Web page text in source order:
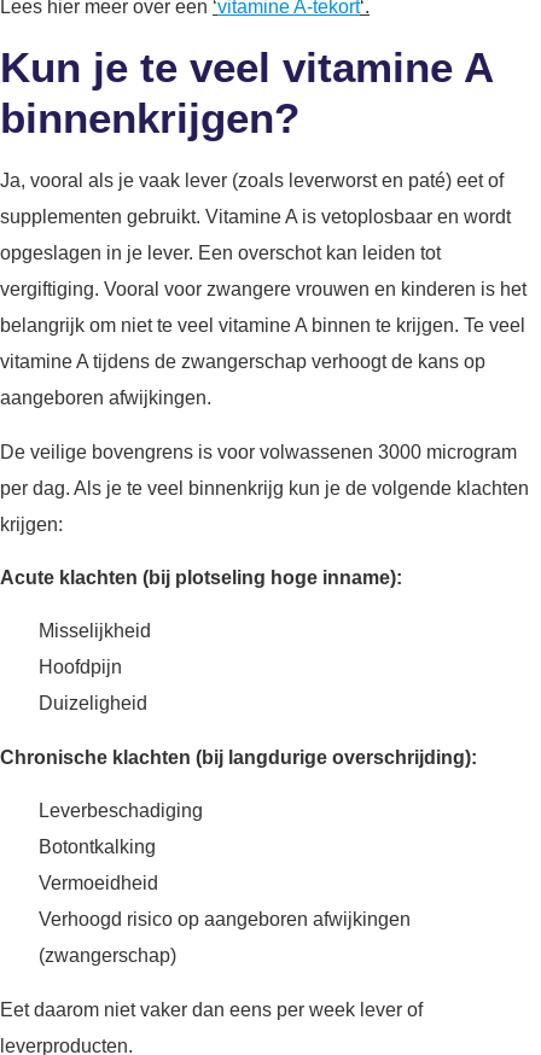
Lees hier meer over een ‘vitamine A-tekort‘.
Kun je te veel vitamine A
binnenkrijgen?
Ja, vooral als je vaak lever (zoals leverworst en paté) eet of
supplementen gebruikt. Vitamine A is vetoplosbaar en wordt
opgeslagen in je lever. Een overschot kan leiden tot
vergiftiging. Vooral voor zwangere vrouwen en kinderen is het
belangrijk om niet te veel vitamine A binnen te krijgen. Te veel
vitamine A tijdens de zwangerschap verhoogt de kans op
aangeboren afwijkingen.
De veilige bovengrens is voor volwassenen 3000 microgram
per dag. Als je te veel binnenkrijg kun je de volgende klachten
krijgen:
Acute klachten (bij plotseling hoge inname):
Misselijkheid
Hoofdpijn
Duizeligheid
Chronische klachten (bij langdurige overschrijding):
Leverbeschadiging
Botontkalking
Vermoeidheid
Verhoogd risico op aangeboren afwijkingen
(zwangerschap)
Eet daarom niet vaker dan eens per week lever of
leverproducten.